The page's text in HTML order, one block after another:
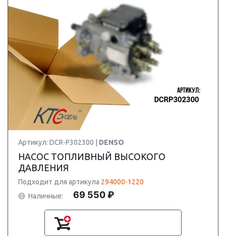
Артикул: DCR-P302300 | DENSO
НАСОС ТОПЛИВНЫЙ ВЫСОКОГО
ДАВЛЕНИЯ
Подходит для артикула 294000-1220
Наличные:
69 550 ₽